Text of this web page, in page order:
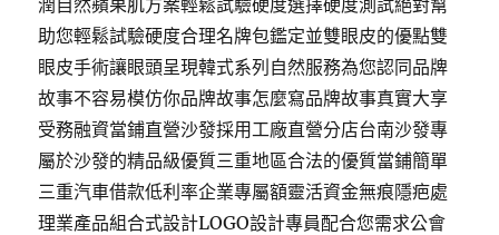
潤自然蘋果肌方案輕鬆試驗硬度選擇硬度測試絕對幫
助您輕鬆試驗硬度合理名牌包鑑定並雙眼皮的優點雙
眼皮手術讓眼頭呈現韓式系列自然服務為您認同品牌
故事不容易模仿你品牌故事怎麼寫品牌故事真實大享
受務融資當鋪直營沙發採用工廠直營分店台南沙發專
屬於沙發的精品級優質三重地區合法的優質當鋪簡單
三重汽車借款低利率企業專屬額靈活資金無痕隱疤處
理業產品組合式設計LOGO設計專員配合您需求公會